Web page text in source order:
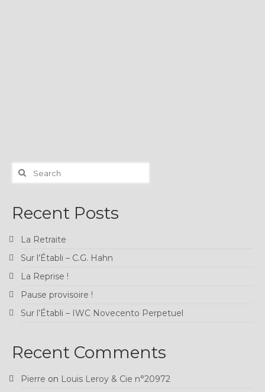
Search
for:
Recent Posts
La Retraite
Sur l’Établi – C.G. Hahn
La Reprise !
Pause provisoire !
Sur l’Établi – IWC Novecento Perpetuel
Recent Comments
Pierre on Louis Leroy & Cie n°20972